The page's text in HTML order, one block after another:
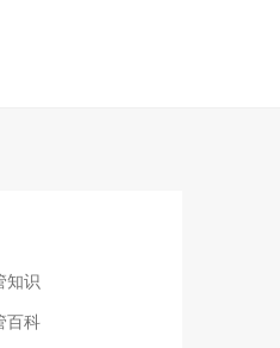
知识
百科